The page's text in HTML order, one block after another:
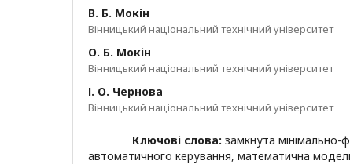
В. Б. Мокін
Вінницький національний технічний університет
О. Б. Мокін
Вінницький національний технічний університет
І. О. Чернова
Вінницький національний технічний університет
Ключові слова: замкнута мінімально-
автоматичного керування, математична